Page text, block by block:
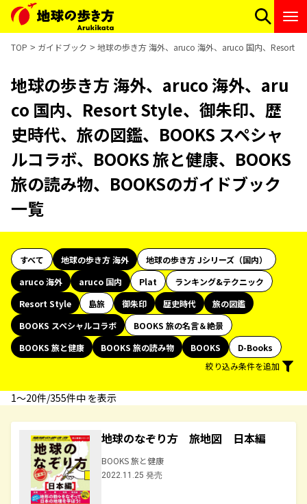
TOP ガイドブック 地球の歩き方 海外、aruco 海外、aruco 国内、Resort
地球の歩き方 海外、aruco 海外、aru
co 国内、Resort Style、御朱印、歴
史時代、旅の図鑑、BOOKS スペシャ
ルコラボ、BOOKS 旅と健康、BOOKS
旅の読み物、BOOKSのガイドブック
一覧
すべて 地球の歩き方 海外
地球の歩き方 Jシリーズ（国内）
aruco 海外
aruco 国内 Plat
ランキング&テクニック
Resort Style
島旅 御朱印 歴史時代
旅の図鑑
BOOKS スペシャルコラボ
BOOKS 旅の名言＆絶景
BOOKS 旅と健康
BOOKS 旅の読み物 BOOKS
D-Books
絞り込み条件を追加
1〜20件/355件中 を表示
地球のなぞり方 旅地図 日本編
BOOKS 旅と健康
2022.11.25 発売